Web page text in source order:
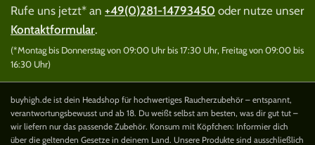
Rufe uns jetzt* an +49(0)281-14793450 oder nutze unser
Kontaktformular.
(*Montag bis Donnerstag von 09:00 Uhr bis 17:30 Uhr, Freitag von 09:00 bis
16:30 Uhr)
buyhigh.de ist dein Headshop für hochwertiges Raucherzubehör – entspannt,
verantwortungsbewusst und ab 18. Du weißt selbst am besten, was dir gut tut –
wir liefern nur das passende Zubehör. Konsum mit Köpfchen: Informier dich
über die geltenden Gesetze in deinem Land. Unsere Produkte sind ausschließlich